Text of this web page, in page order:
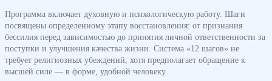
Программа включает духовную и психологическую работу. Шаги
посвящены определенному этапу восстановления: от признания
бессилия перед зависимостью до принятия личной ответственности за
поступки и улучшения качества жизни. Система «12 шагов» не
требует религиозных убеждений, хотя предполагает обращение к
высшей силе — в форме, удобной человеку.